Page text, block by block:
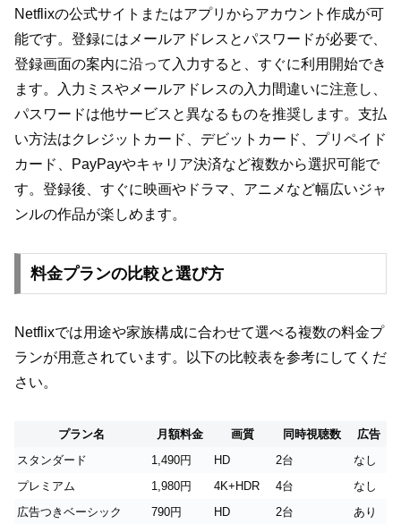
Netflixの公式サイトまたはアプリからアカウント作成が可
能です。登録にはメールアドレスとパスワードが必要で、
登録画面の案内に沿って入力すると、すぐに利用開始でき
ます。入力ミスやメールアドレスの入力間違いに注意し、
パスワードは他サービスと異なるものを推奨します。支払
い方法はクレジットカード、デビットカード、プリペイド
カード、PayPayやキャリア決済など複数から選択可能で
す。登録後、すぐに映画やドラマ、アニメなど幅広いジャ
ンルの作品が楽しめます。
料金プランの比較と選び方
Netflixでは用途や家族構成に合わせて選べる複数の料金プ
ランが用意されています。以下の比較表を参考にしてくだ
さい。
プラン名 月額料金 画質 同時視聴数
広告
スタンダード
1,490円 HD 2台
なし
プレミアム
1,980円 4K+HDR 4台
なし
広告つきベーシック
790円 HD 2台 あり